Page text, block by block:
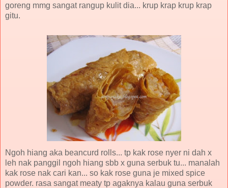
goreng mmg sangat rangup kulit dia... krup krap krup krap
gitu.
Ngoh hiang aka beancurd rolls... tp kak rose nyer ni dah x
leh nak panggil ngoh hiang sbb x guna serbuk tu... manalah
kak rose nak cari kan... so kak rose guna je mixed spice
powder. rasa sangat meaty tp agaknya kalau guna serbuk